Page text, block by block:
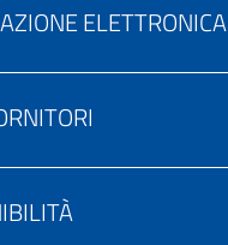
ELETTRONICA